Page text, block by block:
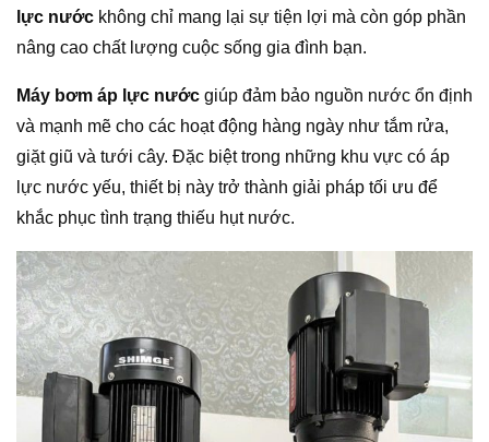
lực nước không chỉ mang lại sự tiện lợi mà còn góp phần
nâng cao chất lượng cuộc sống gia đình bạn.
Máy bơm áp lực nước giúp đảm bảo nguồn nước ổn định
và mạnh mẽ cho các hoạt động hàng ngày như tắm rửa,
giặt giũ và tưới cây. Đặc biệt trong những khu vực có áp
lực nước yếu, thiết bị này trở thành giải pháp tối ưu để
khắc phục tình trạng thiếu hụt nước.